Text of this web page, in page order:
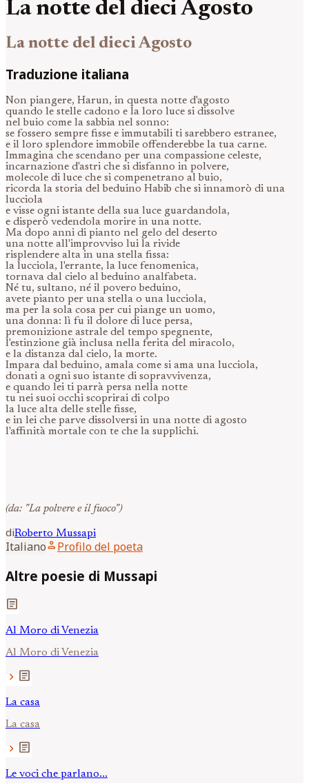
La notte del dieci Agosto
La notte del dieci Agosto
Traduzione italiana
Non piangere, Harun, in questa notte d'agosto
quando le stelle cadono e la loro luce si dissolve
nel buio come la sabbia nel sonno:
se fossero sempre fisse e immutabili ti sarebbero estranee,
e il loro splendore immobile offenderebbe la tua carne.
Immagina che scendano per una compassione celeste,
incarnazione d'astri che si disfanno in polvere,
molecole di luce che si compenetrano al buio,
ricorda la storia del beduino Habib che si innamorò di una
lucciola
e visse ogni istante della sua luce guardandola,
e disperò vedendola morire in una notte.
Ma dopo anni di pianto nel gelo del deserto
una notte all'improvviso lui la rivide
risplendere alta in una stella fissa:
la lucciola, l'errante, la luce fenomenica,
tornava dal cielo al beduino analfabeta.
Né tu, sultano, né il povero beduino,
avete pianto per una stella o una lucciola,
ma per la sola cosa per cui piange un uomo,
una donna: lì fu il dolore di luce persa,
premonizione astrale del tempo spegnente,
l'estinzione già inclusa nella ferita del miracolo,
e la distanza dal cielo, la morte.
Impara dal beduino, amala come si ama una lucciola,
donati a ogni suo istante di sopravvivenza,
e quando lei ti parrà persa nella notte
tu nei suoi occhi scoprirai di colpo
la luce alta delle stelle fisse,
e in lei che parve dissolversi in una notte di agosto
l'affinità mortale con te che la supplichi.
(da: "La polvere e il fuoco")
diRoberto Mussapi
Italianoperson Profilo del poeta
Altre poesie di Mussapi
article
Al Moro di Venezia
Al Moro di Venezia
chevron_right article
La casa
La casa
chevron_right article
Le voci che parlano...